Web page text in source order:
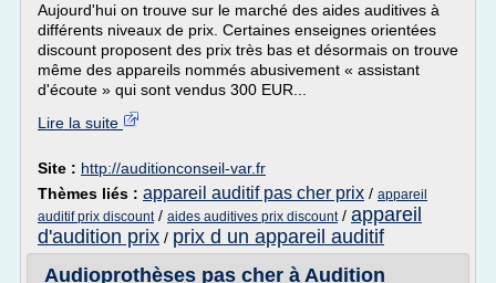
Aujourd'hui on trouve sur le marché des aides auditives à
différents niveaux de prix. Certaines enseignes orientées
discount proposent des prix très bas et désormais on trouve
même des appareils nommés abusivement « assistant
d'écoute » qui sont vendus 300 EUR...
Lire la suite
Site : http://auditionconseil-var.fr
Thèmes liés : appareil auditif pas cher prix / appareil
auditif prix discount/ aides auditives prix discount/ appareil
d'audition prix / prix d un appareil auditif
Audioprothèses pas cher à Audition